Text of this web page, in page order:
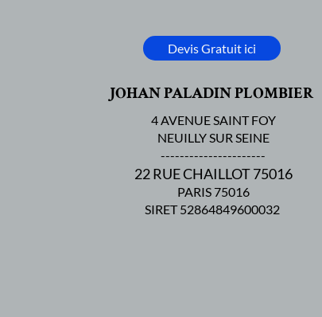
Devis Gratuit ici
JOHAN PALADIN PLOMBIER
4 AVENUE SAINT FOY
NEUILLY SUR SEINE
----------------------
22 RUE CHAILLOT 75016
PARIS 75016
SIRET 52864849600032